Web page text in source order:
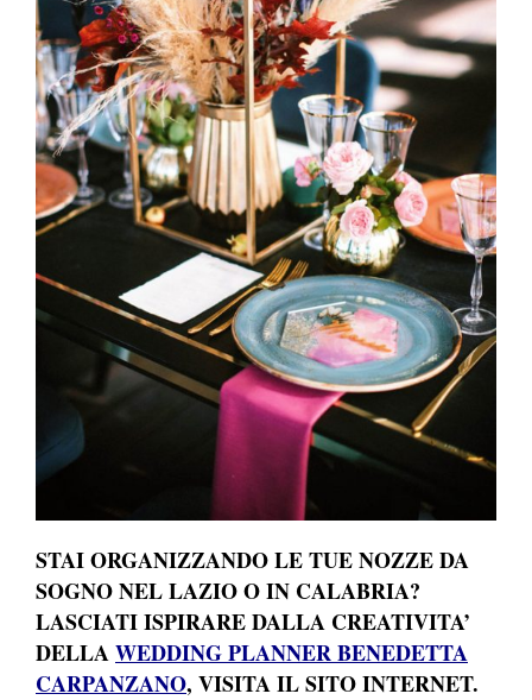
STAI ORGANIZZANDO LE TUE NOZZE DA
SOGNO NEL LAZIO O IN CALABRIA?
LASCIATI ISPIRARE DALLA CREATIVITA’
DELLAWEDDING PLANNER BENEDETTA
CARPANZANO, VISITA IL SITO INTERNET.